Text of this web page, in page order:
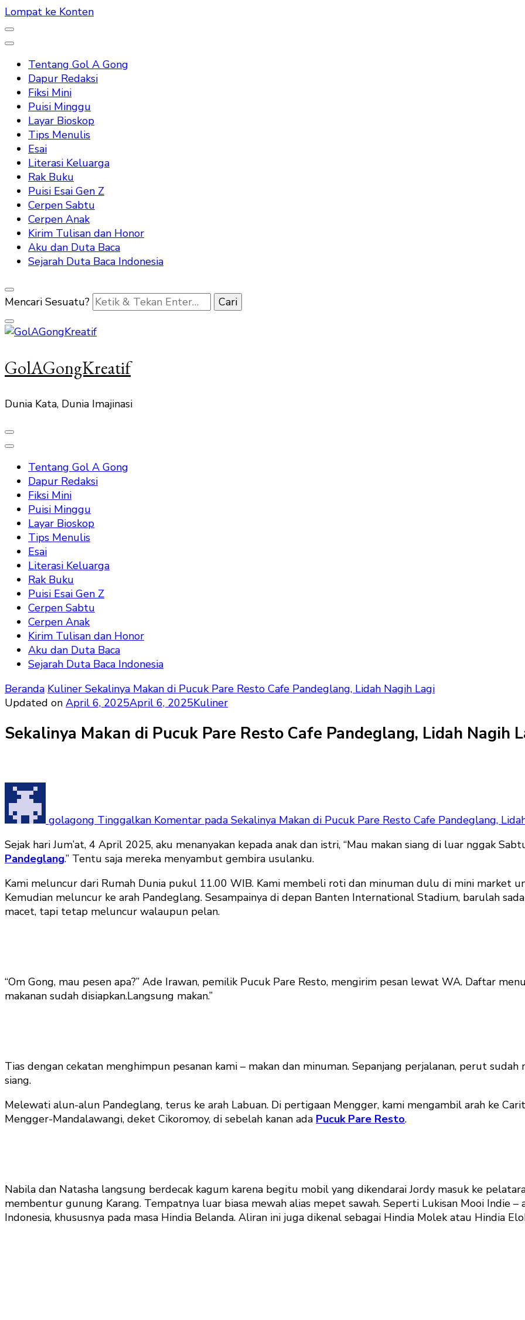
Lompat ke Konten
Tentang Gol A Gong
Dapur Redaksi
Fiksi Mini
Puisi Minggu
Layar Bioskop
Tips Menulis
Esai
Literasi Keluarga
Rak Buku
Puisi Esai Gen Z
Cerpen Sabtu
Cerpen Anak
Kirim Tulisan dan Honor
Aku dan Duta Baca
Sejarah Duta Baca Indonesia
Mencari Sesuatu?
GolAGongKreatif
Dunia Kata, Dunia Imajinasi
Tentang Gol A Gong
Dapur Redaksi
Fiksi Mini
Puisi Minggu
Layar Bioskop
Tips Menulis
Esai
Literasi Keluarga
Rak Buku
Puisi Esai Gen Z
Cerpen Sabtu
Cerpen Anak
Kirim Tulisan dan Honor
Aku dan Duta Baca
Sejarah Duta Baca Indonesia
Beranda Kuliner Sekalinya Makan di Pucuk Pare Resto Cafe Pandeglang, Lidah Nagih Lagi
Updated on April 6, 2025April 6, 2025Kuliner
Sekalinya Makan di Pucuk Pare Resto Cafe Pandeglang, Lidah Nagih
golagong Tinggalkan Komentar pada Sekalinya Makan di Pucuk Pare Resto Cafe Pandeglang,
Sejak hari Jum’at, 4 April 2025, aku menanyakan kepada anak dan istri, “Mau makan siang di luar nggak
Pandeglang.” Tentu saja mereka menyambut gembira usulanku.
Kami meluncur dari Rumah Dunia pukul 11.00 WIB. Kami membeli roti dan minuman dulu di mini market
Kemudian meluncur ke arah Pandeglang. Sesampainya di depan Banten International Stadium, barulah
macet, tapi tetap meluncur walaupun pelan.
“Om Gong, mau pesen apa?” Ade Irawan, pemilik Pucuk Pare Resto, mengirim pesan lewat WA. Daftar
makanan sudah disiapkan.Langsung makan.”
Tias dengan cekatan menghimpun pesanan kami – makan dan minuman. Sepanjang perjalanan, perut
siang.
Melewati alun-alun Pandeglang, terus ke arah Labuan. Di pertigaan Mengger, kami mengambil arah ke
Mengger-Mandalawangi, deket Cikoromoy, di sebelah kanan ada Pucuk Pare Resto.
Nabila dan Natasha langsung berdecak kagum karena begitu mobil yang dikendarai Jordy masuk ke
membentur gunung Karang. Tempatnya luar biasa mewah alias mepet sawah. Seperti Lukisan Mooi Indie
Indonesia, khususnya pada masa Hindia Belanda. Aliran ini juga dikenal sebagai Hindia Molek atau Hindia